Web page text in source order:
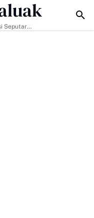
Kasok Hadapi
Seputar